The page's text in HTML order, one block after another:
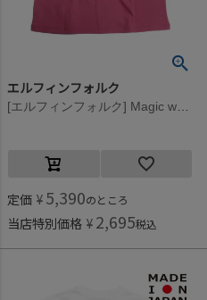
エルフィンフォルク
定価 ¥ 5,390のところ
当店特別価格 ¥ 2,695税込